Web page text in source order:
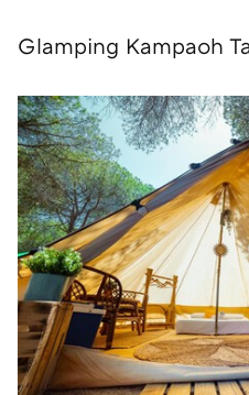
Glamping Kampaoh